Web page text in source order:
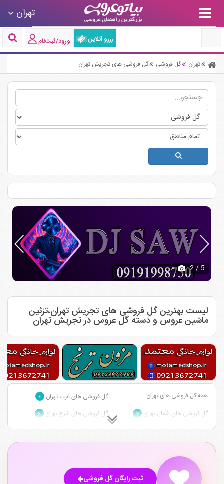
تهران
رزرو آنلاین ورود/ثبت‌نام
تهران گل فروشی گل فروشی های تجریش تهران
2/ 5
لیست بهترین گل فروشی های تجریش تهران،تزئین
ماشین عروس و دسته گل عروس در تجریش تهران
همه گل فروشی های تهران گل فروشی های غرب تهران ۶
گل فروشی های شمال تهران ۷ گل فروشی های شرق تهران ۶
گل فروشی های شمال شرق تهران ۱ گل فروشی های مرکز تهران ۳
ثبت رایگان گل فروشی